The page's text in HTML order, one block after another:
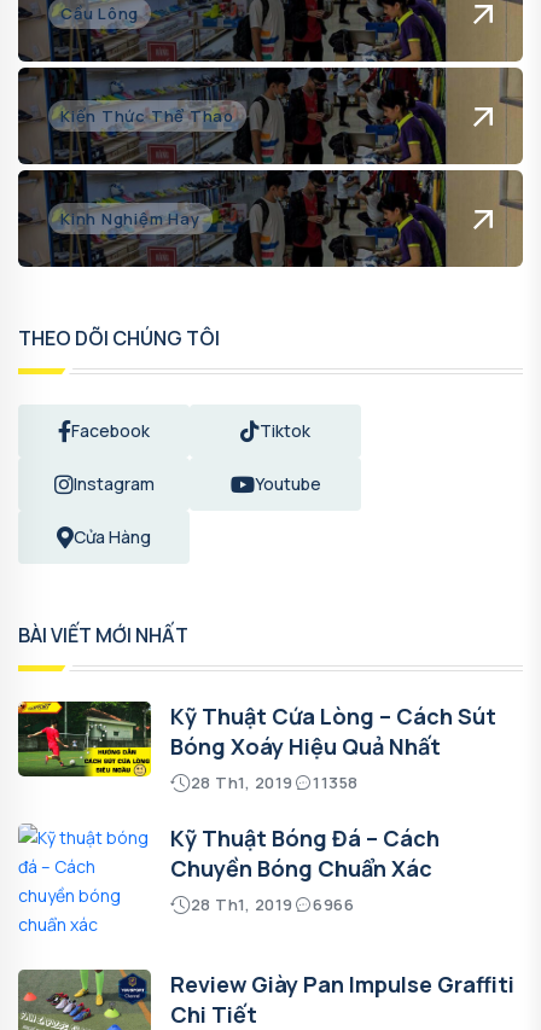
Cầu Lông
Kiến Thức Thể Thao
Kinh Nghiệm Hay
THEO DÕI CHÚNG TÔI
Facebook Tiktok
Instagram Youtube
Cửa Hàng
BÀI VIẾT MỚI NHẤT
Kỹ Thuật Cứa Lòng – Cách Sút
Bóng Xoáy Hiệu Quả Nhất
28 Th1, 2019 11358
Kỹ Thuật Bóng Đá – Cách
Chuyền Bóng Chuẩn Xác
28 Th1, 2019 6966
Review Giày Pan Impulse Graffiti
Chi Tiết